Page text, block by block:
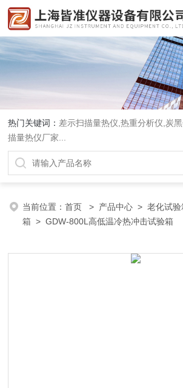
热门关键词： 差示扫描量热仪 ,热重分析仪 炭
描量热仪厂家
当前位置：首页 > 产品中心 >老化试验
箱 > GDW-800L高低温冷热冲击试验箱